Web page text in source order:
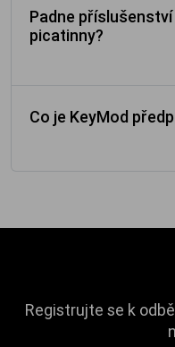
Padne
picatinny?
Co je KeyMod
Registrujte se k